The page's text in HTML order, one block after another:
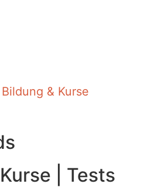
Bildung & Kurse
| Tests